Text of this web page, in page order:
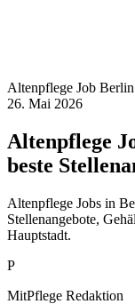
Altenpflege Job
26. Mai 2026
Altenpflege
beste
Altenpflege Jobs in
Stellenangebote,
Hauptstadt.
P
MitPflege Redaktion